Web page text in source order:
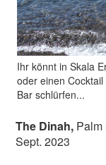
Ihr könnt in Skala
oder einen
Bar schlürfen...
The Dinah, Palm
Sept. 2023